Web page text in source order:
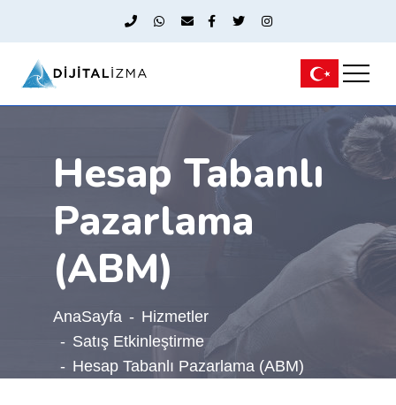
Hesap Tabanlı
Pazarlama
(ABM)
AnaSayfa
Hizmetler
Satış Etkinleştirme
Hesap Tabanlı Pazarlama (ABM)